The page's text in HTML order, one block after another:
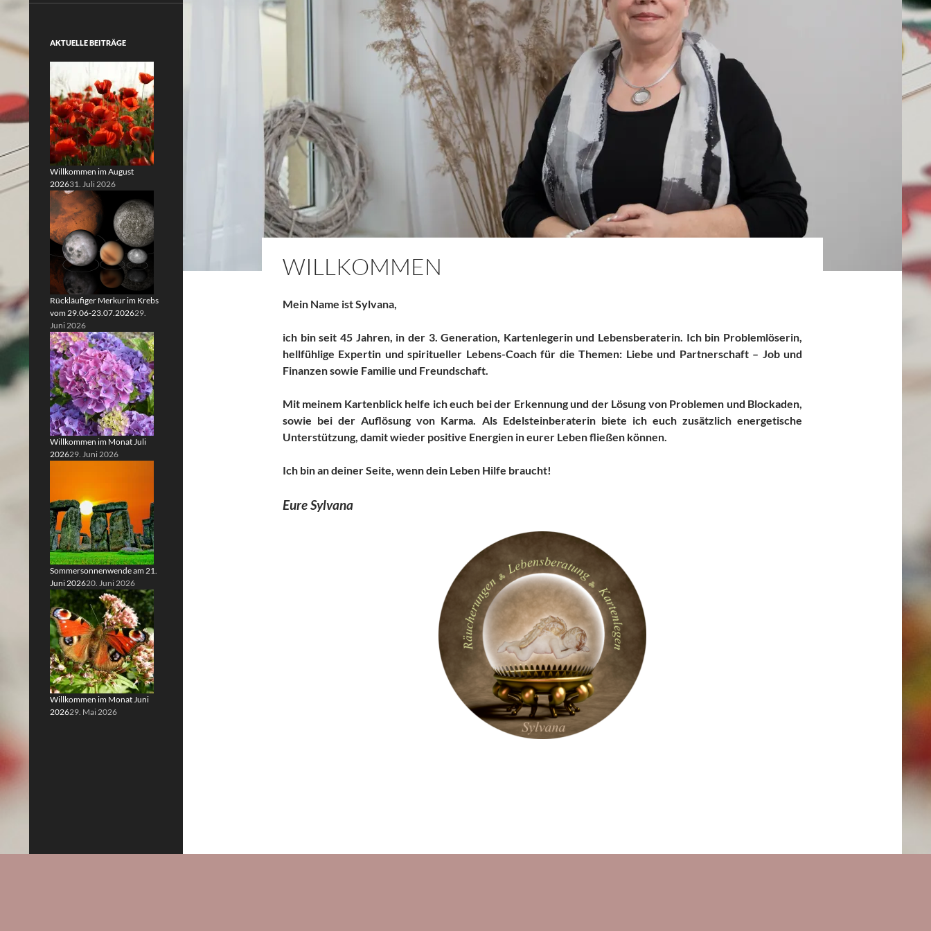
WILLKOMMEN
Mein Name ist Sylvana,
ich bin seit 45 Jahren, in der 3. Generation, Kartenlegerin und Lebensberaterin. Ich bin Problemlöserin,
hellfühlige Expertin und spiritueller Lebens-Coach für die Themen: Liebe und Partnerschaft – Job und
Finanzen sowie Familie und Freundschaft.
Mit meinem Kartenblick helfe ich euch bei der Erkennung und der Lösung von Problemen und Blockaden,
sowie bei der Auflösung von Karma. Als Edelsteinberaterin biete ich euch zusätzlich energetische
Unterstützung, damit wieder positive Energien in eurer Leben fließen können.
Ich bin an deiner Seite, wenn dein Leben Hilfe braucht!
Eure Sylvana
AKTUELLE BEITRÄGE
Willkommen im August
202631. Juli 2026
Rückläufiger Merkur im Krebs
vom 29.06-23.07.202629.
Juni 2026
Willkommen im Monat Juli
202629. Juni 2026
Sommersonnenwende am 21.
Juni 202620. Juni 2026
Willkommen im Monat Juni
202629. Mai 2026